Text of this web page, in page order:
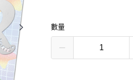
數量